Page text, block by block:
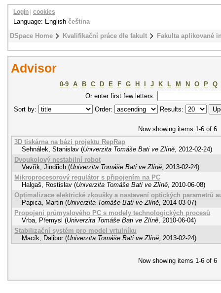
DSpace Home Kvalifikační práce dle fakult Fakulta aplikované
Login cookies
Language: English čeština
Advisor
0-9 A B C D E F G H J K L M N O P
Q
Or enter first few letters:
Sort by:
Order: Results:
Now showing items 1-6 of 6
3D tiskárna na bázi projektu RepRap
Sehnálek, Stanislav (Univerzita Tomáše Bati ve Zlíně, 2012-02-24)
Dvoukolový nestabilní robot
Vavřík, Jindřich (Univerzita Tomáše Bati ve Zlíně, 2013-02-24)
Mikroprocesorový regulátor s připojením na PC
Halgaš, Rostislav (Univerzita Tomáše Bati ve Zlíně, 2010-06-08)
Optimalizace elektrické zkoušky a nastavení optických parametrů
Papica, Martin (Univerzita Tomáše Bati ve Zlíně, 2014-03-07)
Propojení průmyslového PC s modely technologických procesů
Vrba, Přemysl (Univerzita Tomáše Bati ve Zlíně, 2010-06-04)
Stabilizační systém pro model vrtulníku
Macík, Dalibor (Univerzita Tomáše Bati ve Zlíně, 2013-02-24)
Now showing items 1-6 of 6